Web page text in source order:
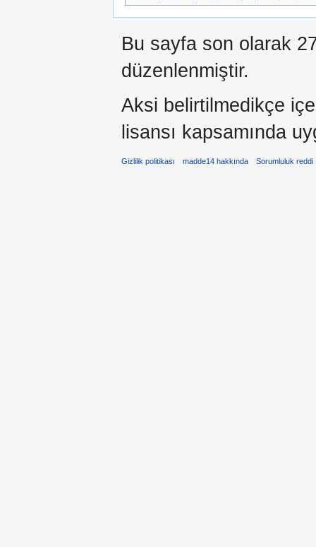
Bu sayfa son olarak
düzenlenmiştir.
Aksi belirtilmedikçe
lisansı kapsamında
Gizlilik politikası madde14 hakkında Sorumluluk reddi